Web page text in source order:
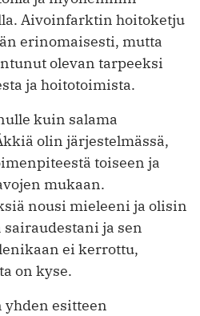
Aivoinfarktin hoitoketju
erinomaisesti, mutta
olevan tarpeeksi
ja hoitotoimista.
kuin salama
olin järjestelmässä,
toiseen ja
mukaan.
nousi mieleeni ja olisin
ja sen
ei kerrottu,
on kyse.
yhden esitteen